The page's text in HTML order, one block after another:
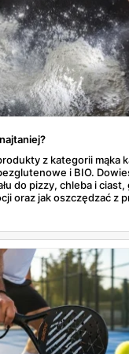
z kategorii mąka
i BIO.
do pizzy, chleba i
oraz jak oszczędzać z